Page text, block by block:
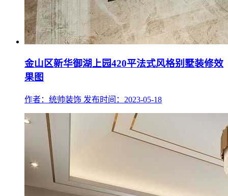
金山区新华御湖上园420平法式风格别墅装修效
果图
作者：统帅装饰 发布时间：2023-05-18